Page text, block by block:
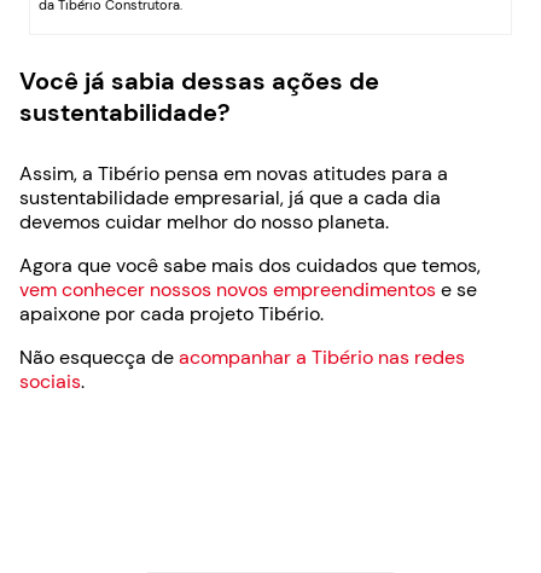
da Tibério Construtora.
Você já sabia dessas ações de
sustentabilidade?
Assim, a Tibério pensa em novas atitudes para a
sustentabilidade empresarial, já que a cada dia
devemos cuidar melhor do nosso planeta.
Agora que você sabe mais dos cuidados que temos,
vem conhecer nossos novos empreendimentose se
apaixone por cada projeto Tibério.
Não esquecça deacompanhar a Tibério nas redes
sociais.